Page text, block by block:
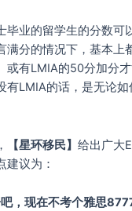
毕业的留学生的分数可
满分的情况下，基本上
或有LMIA的50分加分才
有LMIA的话，是无论
【星环移民】 给出广大
建议为：
，现在不考个雅思